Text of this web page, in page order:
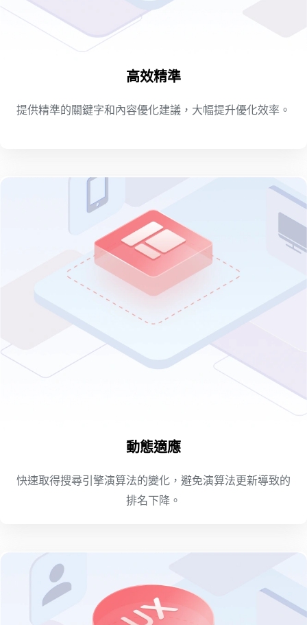
高效精準
提供精準的關鍵字和內容優化建議，大幅提升優化效率。
動態適應
快速取得搜尋引擎演算法的變化，避免演算法更新導致的
排名下降。